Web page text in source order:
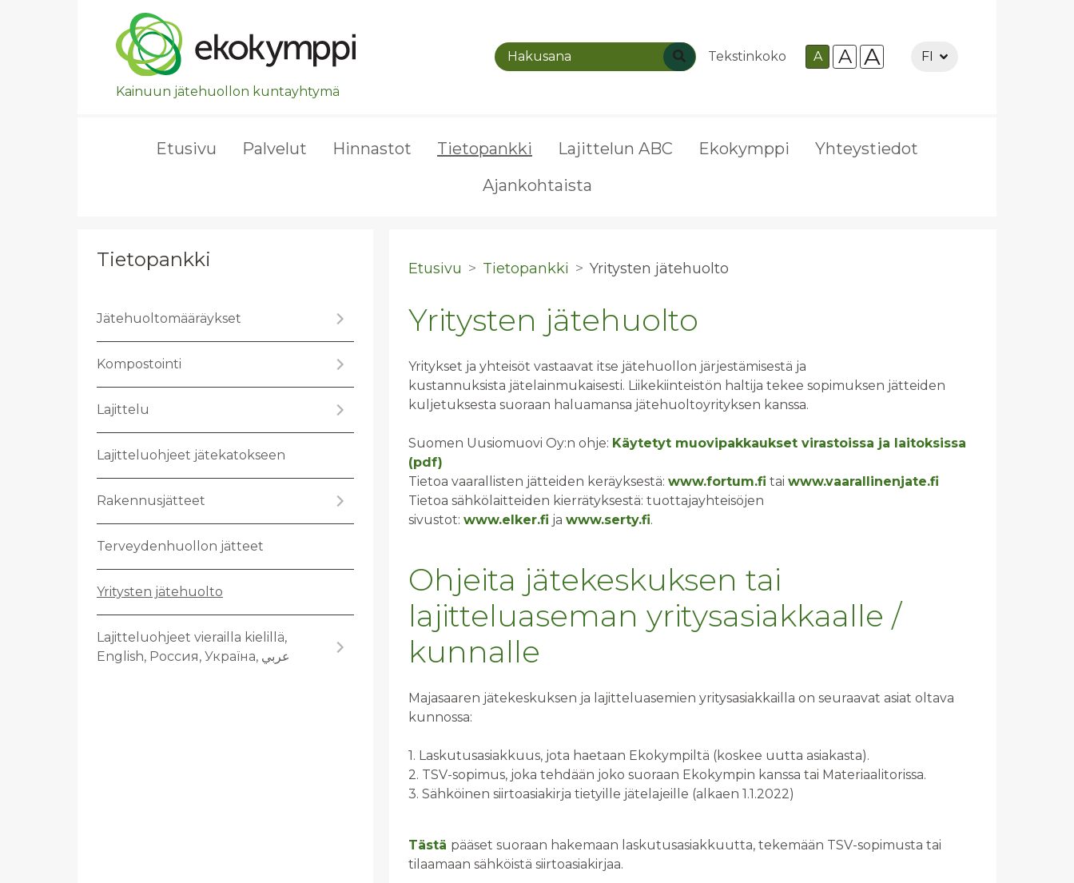
Ohita valikko, siirry suoraan pääsisältöön.
Kainuun jätehuollon kuntayhtymä
Tekstinkoko A A A FI
Etusivu Palvelut Hinnastot Tietopankki Lajittelun ABC Ekokymppi
Yhteystiedot
Ajankohtaista
Tietopankki
Jä­te­huol­to­mää­räyk­set
Kom­pos­toin­ti
La­jit­te­lu
La­jit­te­luoh­jeet jä­te­ka­tok­seen
Ra­ken­nus­jät­teet
Ter­vey­den­huol­lon jät­teet
Yri­tys­ten jä­te­huol­to
La­jit­te­luoh­jeet vie­rail­la kie­lil­lä,
English, Россия, Україна, عربي
Etusivu Tietopankki Yri­tys­ten jä­te­huol­to
Yritysten jätehuolto
Yritykset ja yhteisöt vastaavat itse jätehuollon järjestämisestä ja
kustannuksista jätelainmukaisesti. Liikekiinteistön haltija tekee sopimuksen jätteiden
kuljetuksesta suoraan haluamansa jätehuoltoyrityksen kanssa.
Suomen Uusiomuovi Oy:n ohje: Käytetyt muovipakkaukset virastoissa ja laitoksissa
(pdf)
Tietoa vaarallisten jätteiden keräyksestä: www.fortum.fitai www.vaarallinenjate.fi
Tietoa sähkölaitteiden kierrätyksestä: tuottajayhteisöjen
sivustot: www.elker.fija www.serty.fi.
Ohjeita jätekeskuksen tai
lajitteluaseman yritysasiakkaalle /
kunnalle
Majasaaren jätekeskuksen ja lajitteluasemien yritysasiakkailla on seuraavat asiat oltava
kunnossa:
1. Laskutusasiakkuus, jota haetaan Ekokympiltä (koskee uutta asiakasta).
2. TSV-sopimus, joka tehdään joko suoraan Ekokympin kanssa tai Materiaalitorissa.
3. Sähköinen siirtoasiakirja tietyille jätelajeille (alkaen 1.1.2022)
Tästä pääset suoraan hakemaan laskutusasiakkuutta, tekemään TSV-sopimusta tai
tilaamaan sähköistä siirtoasiakirjaa.